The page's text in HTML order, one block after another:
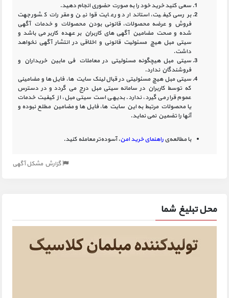
سعی کنید خرید خود را به صورت حضوری انجام دهید.
بررسی کیفیت، استاندارد و رعایت قوانین و مقررات کشور جهت
فروش و عرضه محصولات، قانونی بودن محصولات و خدمات آگهی
شده و صحت مضامین آگهی‏ های کاربران بر عهده کاربر می باشد و
سیتی مبل هیچ مسئولیت قانونی و اخلاقی در انتشار آگهی نخواهد
داشت.
سیتی مبل هیچگونه مسئولیتی در معاملات فی مابین خریداران و
فروشندگان ندارد.
سیتی مبل هیچ مسئولیتی در قبال لینک‏ سایت ‏ها، فایل ‏ها و مضامینی
که توسط کاربران در سامانه‏ سیتی مبل درج می گردد و در دسترس
عموم قرار می گیرد، ندارد. بدیهی است سیتی مبل، از کیفیت خدمات
یا محصولات مرتبط به این سایت‏ ها، فایل ها و مضامین مطلع نبوده و
آنها را تضمین نمی نماید.
با مطالعه‌یراهنمای خرید امن، آسوده‌تر معامله کنید.
گزارش مشکل آگهی
محل تبلیغ شما